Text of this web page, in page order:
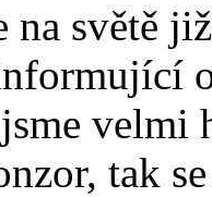
na světě
tak